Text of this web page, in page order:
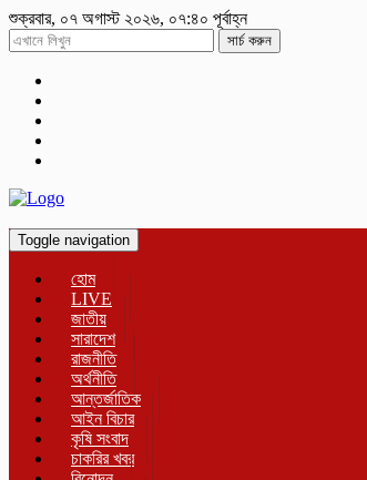
শুক্রবার, ০৭ অগাস্ট ২০২৬, ০৭:৪০ পূর্বাহ্ন
সার্চ করুন
Toggle navigation
হোম
LIVE
জাতীয়
সারাদেশ
রাজনীতি
অর্থনীতি
আন্তর্জাতিক
আইন বিচার
কৃষি সংবাদ
চাকরির খবর